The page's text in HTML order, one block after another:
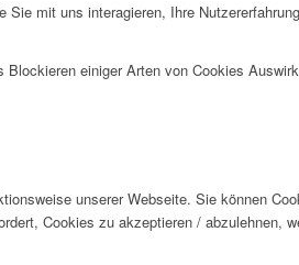
mit uns interagieren, Ihre
einiger Arten von Cookies
unserer Webseite. Sie können
Cookies zu akzeptieren / abzulehnen,